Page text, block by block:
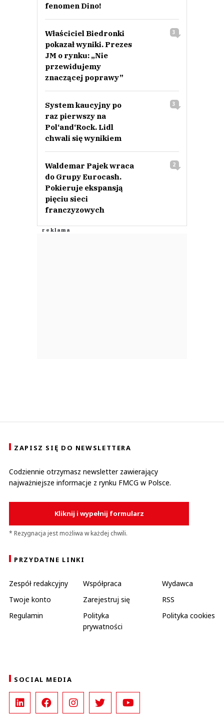
fenomen Dino!
Właściciel Biedronki
pokazał wyniki. Prezes
JM o rynku: „Nie
przewidujemy
znaczącej poprawy”
3
System kaucyjny po
raz pierwszy na
Pol‘and‘Rock. Lidl
chwali się wynikiem
3
Waldemar Pajek wraca
do Grupy Eurocash.
Pokieruje ekspansją
pięciu sieci
franczyzowych
2
ZAPISZ SIĘ DO NEWSLETTERA
Codziennie otrzymasz newsletter zawierający
najważniejsze informacje z rynku FMCG w Polsce.
Kliknij i wypełnij formularz
* Rezygnacja jest możliwa w każdej chwili.
PRZYDATNE LINKI
Zespół redakcyjny Współpraca
Wydawca
Twoje konto
Zarejestruj się
RSS
Regulamin
Polityka
prywatności
Polityka cookies
SOCIAL MEDIA